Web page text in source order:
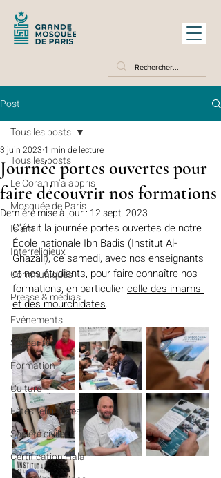
Post
Tous les posts
Le Coran m’a appris
Mosquée de Paris
Islam
Interreligieux
Communiqués
Presse & médias
Evénements
Solidarité
Formation
Culture
Fêtes religieuses
Société civile
Certification Halal
Tous les posts
Journée portes ouvertes pour
faire découvrir nos formations
3 juin 2023 1 min de lecture
Dernière mise à jour : 12 sept. 2023
C'était la journée portes ouvertes de notre
École nationale Ibn Badis (Institut Al-
Ghazali), ce samedi, avec nos enseignants
et nos étudiants, pour faire connaître nos
formations, en particulier celle des imams
et des mourchidates.